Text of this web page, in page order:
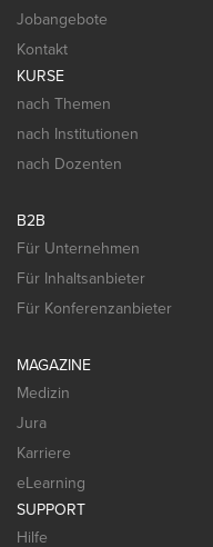
Jobangebote
Kontakt
KURSE
nach Themen
nach Institutionen
nach Dozenten
B2B
Für Unternehmen
Für Inhaltsanbieter
Für Konferenzanbieter
MAGAZINE
Medizin
Jura
Karriere
eLearning
SUPPORT
Hilfe